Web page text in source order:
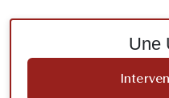
Une